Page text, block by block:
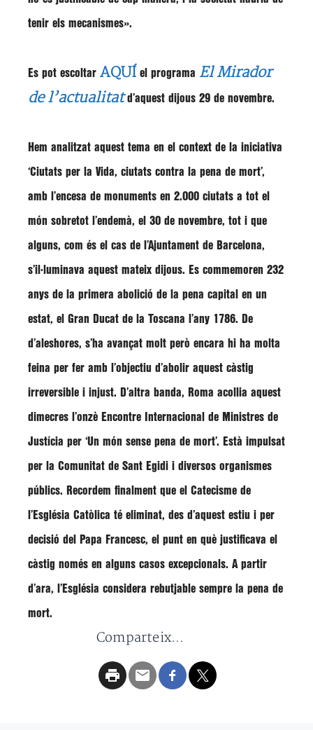
tenir els mecanismes».
Es pot escoltar AQUÍ el programa El Mirador
de l’actualitatd’aquest dijous 29 de novembre.
Hem analitzat aquest tema en el context de la iniciativa
‘Ciutats per la Vida, ciutats contra la pena de mort’,
amb l’encesa de monuments en 2.000 ciutats a tot el
món sobretot l’endemà, el 30 de novembre, tot i que
alguns, com és el cas de l’Ajuntament de Barcelona,
s’il·luminava aquest mateix dijous. Es commemoren 232
anys de la primera abolició de la pena capital en un
estat, el Gran Ducat de la Toscana l’any 1786. De
d’aleshores, s’ha avançat molt però encara hi ha molta
feina per fer amb l’objectiu d’abolir aquest càstig
irreversible i injust. D’altra banda, Roma acollia aquest
dimecres l’onzè Encontre Internacional de Ministres de
Justícia per ‘Un món sense pena de mort’. Està impulsat
per la Comunitat de Sant Egidi i diversos organismes
públics. Recordem finalment que el Catecisme de
l’Església Catòlica té eliminat, des d’aquest estiu i per
decisió del Papa Francesc, el punt en què justificava el
càstig només en alguns casos excepcionals. A partir
d’ara, l’Església considera rebutjable sempre la pena de
mort.
Comparteix...